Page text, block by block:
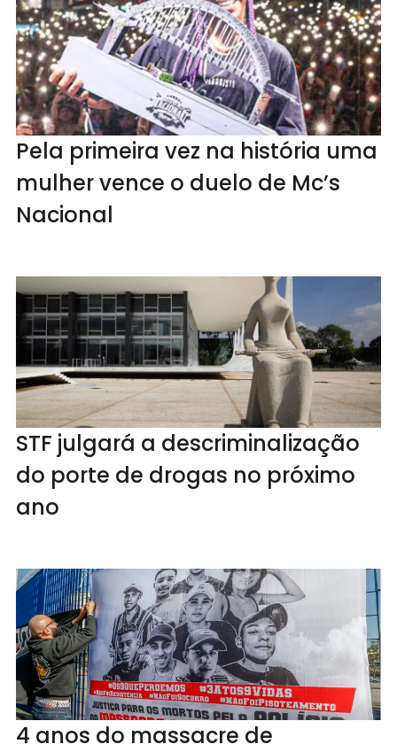
Pela primeira vez na história uma
mulher vence o duelo de Mc’s
Nacional
STF julgará a descriminalização
do porte de drogas no próximo
ano
4 anos do massacre de